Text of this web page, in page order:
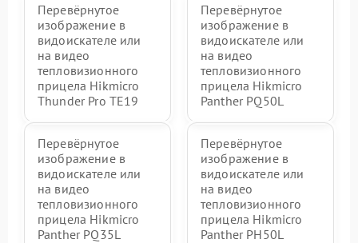
Перевёрнутое
изображение в
видоискателе или
на видео
тепловизионного
прицела Hikmicro
Thunder Pro TE19
Перевёрнутое
изображение в
видоискателе или
на видео
тепловизионного
прицела Hikmicro
Panther PQ50L
Перевёрнутое
изображение в
видоискателе или
на видео
тепловизионного
прицела Hikmicro
Panther PQ35L
Перевёрнутое
изображение в
видоискателе или
на видео
тепловизионного
прицела Hikmicro
Panther PH50L